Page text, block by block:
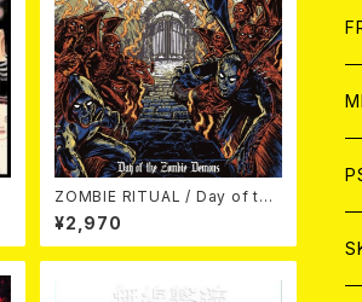
ZOMBIE RITUAL / Day of the
Zombie Demons
¥2,970